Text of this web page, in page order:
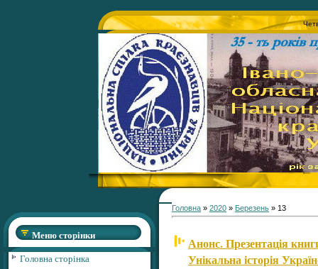
Меню сторінки
Головна сторінка
Головна » 2020 » Березень » 13
Анонс. Презентація
Унікальна історія